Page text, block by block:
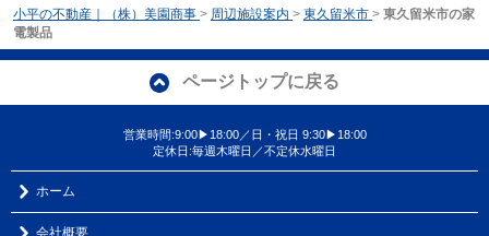
小平の不動産｜（株）美園商事 > 周辺施設案内 > 東久留米市 > 東久留米市の家
電製品
ページトップに戻る
営業時間:9:00▶18:00／日・祝日 9:30▶18:00
定休日:毎週木曜日／不定休水曜日
ホーム
会社概要